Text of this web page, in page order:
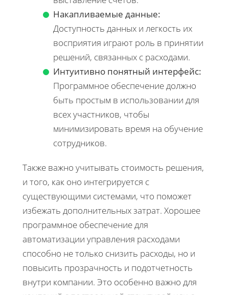
Накапливаемые данные:
Доступность данных и легкость их
восприятия играют роль в принятии
решений, связанных с расходами.
Интуитивно понятный интерфейс:
Программное обеспечение должно
быть простым в использовании для
всех участников, чтобы
минимизировать время на обучение
сотрудников.
Также важно учитывать стоимость решения,
и того, как оно интегрируется с
существующими системами, что поможет
избежать дополнительных затрат. Хорошее
программное обеспечение для
автоматизации управления расходами
способно не только снизить расходы, но и
повысить прозрачность и подотчетность
внутри компании. Это особенно важно для